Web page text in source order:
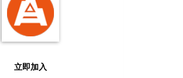
立即加入